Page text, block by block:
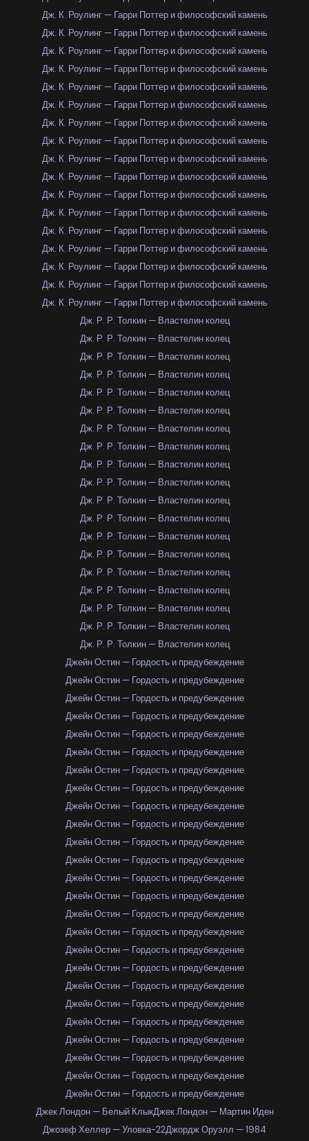
Дж. К. Роулинг — Гарри Поттер и философский камень
Дж. К. Роулинг — Гарри Поттер и философский камень
Дж. К. Роулинг — Гарри Поттер и философский камень
Дж. К. Роулинг — Гарри Поттер и философский камень
Дж. К. Роулинг — Гарри Поттер и философский камень
Дж. К. Роулинг — Гарри Поттер и философский камень
Дж. К. Роулинг — Гарри Поттер и философский камень
Дж. К. Роулинг — Гарри Поттер и философский камень
Дж. К. Роулинг — Гарри Поттер и философский камень
Дж. К. Роулинг — Гарри Поттер и философский камень
Дж. К. Роулинг — Гарри Поттер и философский камень
Дж. К. Роулинг — Гарри Поттер и философский камень
Дж. К. Роулинг — Гарри Поттер и философский камень
Дж. К. Роулинг — Гарри Поттер и философский камень
Дж. К. Роулинг — Гарри Поттер и философский камень
Дж. К. Роулинг — Гарри Поттер и философский камень
Дж. К. Роулинг — Гарри Поттер и философский камень
Дж. Р. Р. Толкин — Властелин колец
Дж. Р. Р. Толкин — Властелин колец
Дж. Р. Р. Толкин — Властелин колец
Дж. Р. Р. Толкин — Властелин колец
Дж. Р. Р. Толкин — Властелин колец
Дж. Р. Р. Толкин — Властелин колец
Дж. Р. Р. Толкин — Властелин колец
Дж. Р. Р. Толкин — Властелин колец
Дж. Р. Р. Толкин — Властелин колец
Дж. Р. Р. Толкин — Властелин колец
Дж. Р. Р. Толкин — Властелин колец
Дж. Р. Р. Толкин — Властелин колец
Дж. Р. Р. Толкин — Властелин колец
Дж. Р. Р. Толкин — Властелин колец
Дж. Р. Р. Толкин — Властелин колец
Дж. Р. Р. Толкин — Властелин колец
Дж. Р. Р. Толкин — Властелин колец
Дж. Р. Р. Толкин — Властелин колец
Дж. Р. Р. Толкин — Властелин колец
Джейн Остин — Гордость и предубеждение
Джейн Остин — Гордость и предубеждение
Джейн Остин — Гордость и предубеждение
Джейн Остин — Гордость и предубеждение
Джейн Остин — Гордость и предубеждение
Джейн Остин — Гордость и предубеждение
Джейн Остин — Гордость и предубеждение
Джейн Остин — Гордость и предубеждение
Джейн Остин — Гордость и предубеждение
Джейн Остин — Гордость и предубеждение
Джейн Остин — Гордость и предубеждение
Джейн Остин — Гордость и предубеждение
Джейн Остин — Гордость и предубеждение
Джейн Остин — Гордость и предубеждение
Джейн Остин — Гордость и предубеждение
Джейн Остин — Гордость и предубеждение
Джейн Остин — Гордость и предубеждение
Джейн Остин — Гордость и предубеждение
Джейн Остин — Гордость и предубеждение
Джейн Остин — Гордость и предубеждение
Джейн Остин — Гордость и предубеждение
Джейн Остин — Гордость и предубеждение
Джейн Остин — Гордость и предубеждение
Джейн Остин — Гордость и предубеждение
Джейн Остин — Гордость и предубеждение
Джек Лондон — Белый КлыкДжек Лондон — Мартин Иден
Джозеф Хеллер — Уловка-22Джордж Оруэлл — 1984